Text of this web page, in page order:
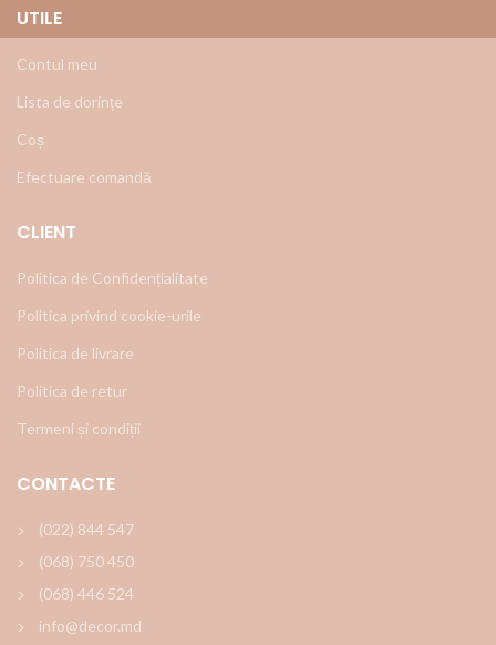
UTILE
Contul meu
Lista de dorințe
Coș
Efectuare comandă
CLIENT
Politica de Confidențialitate
Politica privind cookie-urile
Politica de livrare
Politica de retur
Termeni și condiții
CONTACTE
(022) 844 547
(068) 750 450
(068) 446 524
info@decor.md